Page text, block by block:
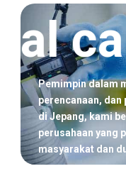
[Produk Baru]
sangat
cuci. Peluncuran
S100°C
Pemimpin dalam
perencanaan,
di Jepang,kami
perusahaan yang
masyarakat dan